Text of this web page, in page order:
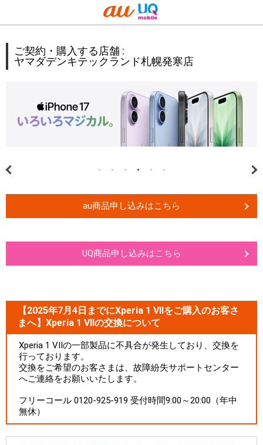
ご契約・購入する店舗 :
ヤマダデンキテックランド札幌発寒店
au商品申し込みはこちら
UQ商品申し込みはこちら
【2025年7月4日までにXperia 1 VIIをご購入のお客さ
まへ】Xperia 1 VIIの交換について
Xperia 1 VIIの一部製品に不具合が発生しており、交換を
行っております。
交換をご希望のお客さまは、故障紛失サポートセンター
へご連絡をお願いいたします。
フリーコール 0120-925-919 受付時間9:00～20:00（年中
無休）